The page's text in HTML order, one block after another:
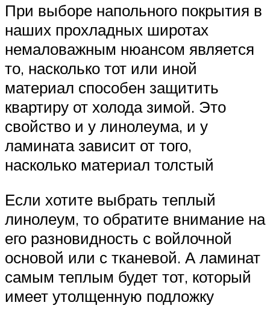
При выборе напольного покрытия в
наших прохладных широтах
немаловажным нюансом является
то, насколько тот или иной
материал способен защитить
квартиру от холода зимой. Это
свойство и у линолеума, и у
ламината зависит от того,
насколько материал толстый
Если хотите выбрать теплый
линолеум, то обратите внимание на
его разновидность с войлочной
основой или с тканевой. А ламинат
самым теплым будет тот, который
имеет утолщенную подложку